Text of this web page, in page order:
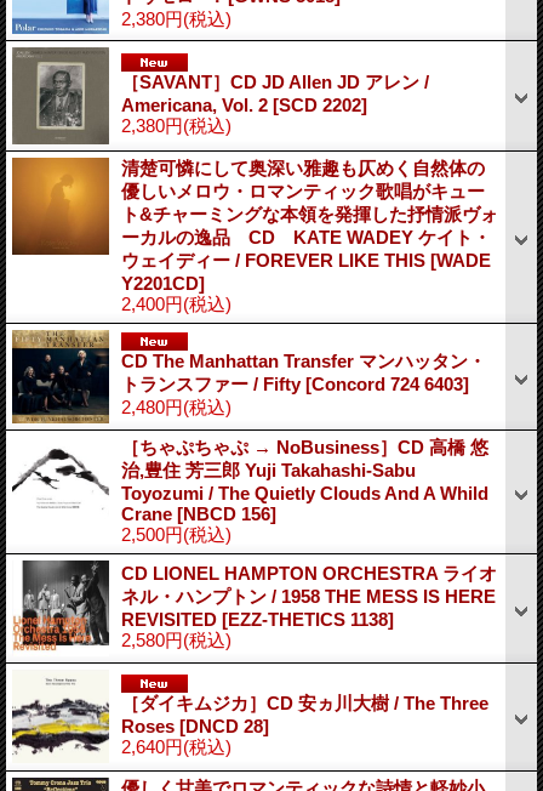
2,380円(税込)
［SAVANT］CD JD Allen JD アレン /
Americana, Vol. 2 [SCD 2202]
2,380円(税込)
清楚可憐にして奥深い雅趣も仄めく自然体の
優しいメロウ・ロマンティック歌唱がキュー
ト&チャーミングな本領を発揮した抒情派ヴォ
ーカルの逸品 CD KATE WADEY ケイト・
ウェイディー / FOREVER LIKE THIS [WADE
Y2201CD]
2,400円(税込)
CD The Manhattan Transfer マンハッタン・
トランスファー / Fifty[Concord 724 6403]
2,480円(税込)
［ちゃぷちゃぷ → NoBusiness］CD 高橋 悠
治,豊住 芳三郎 Yuji Takahashi-Sabu
Toyozumi / The Quietly Clouds And A Whild
Crane [NBCD 156]
2,500円(税込)
CD LIONEL HAMPTON ORCHESTRA ライオ
ネル・ハンプトン / 1958 THE MESS IS HERE
REVISITED [EZZ-THETICS 1138]
2,580円(税込)
［ダイキムジカ］CD 安ヵ川大樹 / The Three
Roses [DNCD 28]
2,640円(税込)